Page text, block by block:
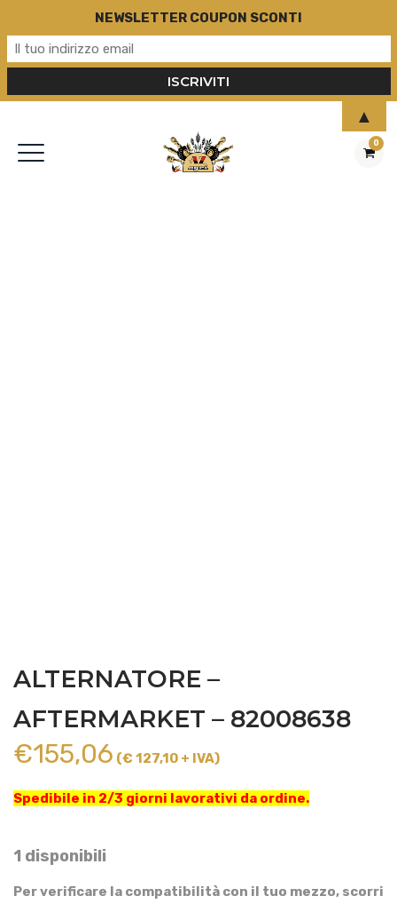
0
ALTERNATORE –
AFTERMARKET – 82008638
€155,06 (€ 127,10 + IVA)
Spedibile in 2/3 giorni lavorativi da ordine.
1 disponibili
Per verificare la compatibilità con il tuo mezzo, scorri
NEWSLETTER COUPON SCONTI
▲